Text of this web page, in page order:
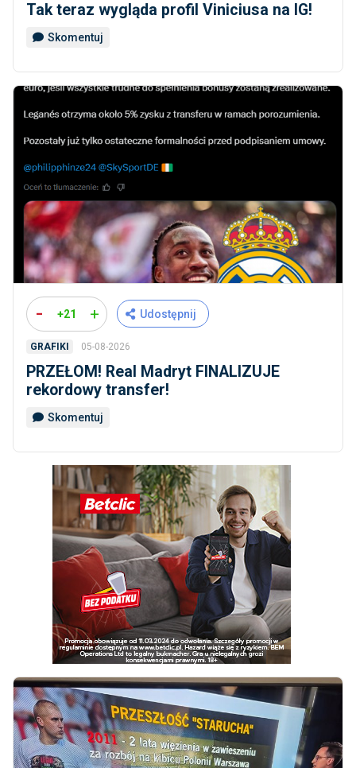
Tak teraz wygląda profil Viniciusa na IG!
Skomentuj
- +21 + Udostępnij
GRAFIKI 05-08-2026
PRZEŁOM! Real Madryt FINALIZUJE
rekordowy transfer!
Skomentuj